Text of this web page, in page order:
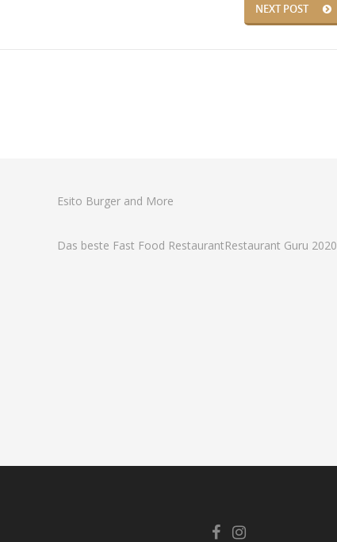
NEXT POST
Esito Burger and More
Das beste Fast Food RestaurantRestaurant Guru 2020